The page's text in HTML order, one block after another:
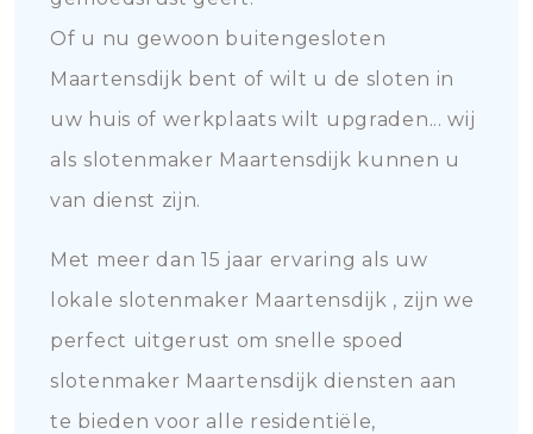
Of u nu gewoon buitengesloten
Maartensdijk bent of wilt u de sloten in
uw huis of werkplaats wilt upgraden... wij
als slotenmaker Maartensdijk kunnen u
van dienst zijn.
Met meer dan 15 jaar ervaring als uw
lokale slotenmaker Maartensdijk , zijn we
perfect uitgerust om snelle spoed
slotenmaker Maartensdijk diensten aan
te bieden voor alle residentiële,